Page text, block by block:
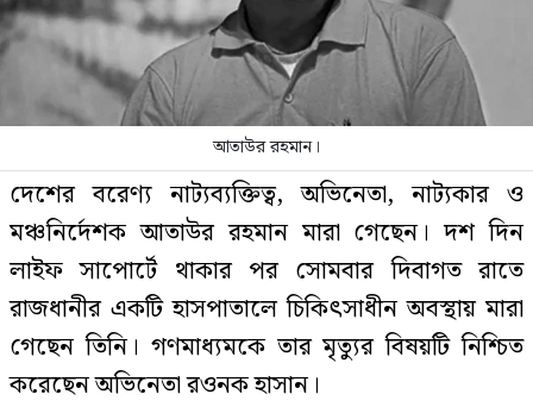
আতাউর রহমান।
দেশের বরেণ্য নাট্যব্যক্তিত্ব, অভিনেতা, নাট্যকার ও
মঞ্চনির্দেশক আতাউর রহমান মারা গেছেন। দশ দিন
লাইফ সাপোর্টে থাকার পর সোমবার দিবাগত রাতে
রাজধানীর একটি হাসপাতালে চিকিৎসাধীন অবস্থায় মারা
গেছেন তিনি। গণমাধ্যমকে তার মৃত্যুর বিষয়টি নিশ্চিত
করেছেন অভিনেতা রওনক হাসান।